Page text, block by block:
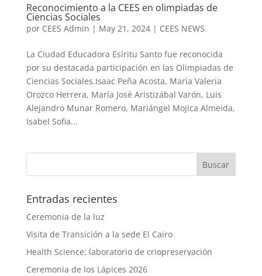
Reconocimiento a la CEES en olimpiadas de
Ciencias Sociales
por CEES Admin | May 21, 2024| CEES NEWS
La Ciudad Educadora Esíritu Santo fue reconocida
por su destacada participación en las Olimpiadas de
Ciencias Sociales.Isaac Peña Acosta, María Valeria
Orozco Herrera, María José Aristizábal Varón, Luis
Alejandro Munar Romero, Mariángel Mojica Almeida,
Isabel Sofia...
Entradas recientes
Ceremonia de la luz
Visita de Transición a la sede El Cairo
Health Science: laboratorio de criopreservación
Ceremonia de los Lápices 2026